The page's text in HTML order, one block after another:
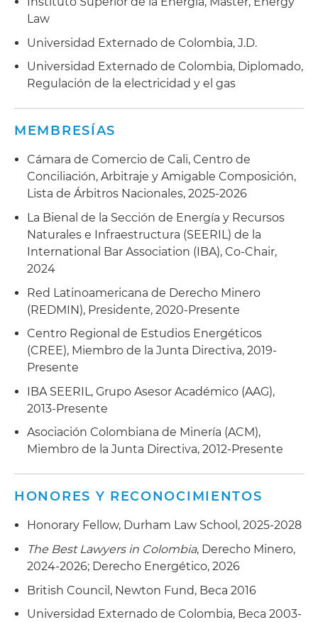
en Colombia
Apoyo jurídicamente al Ministerio de Minas y
Energía en el diseño del proyecto de ley de
participación ciudadana (coordinación y
Participó en el equipo jurídico designado para
Dominicana
Manejo de litigios en proyectos de energía eólica
y estructura de derechos de licitación
Obtuvo la adjudicación de contratos mineros
por parte del Ministerio de Minas y Energía para
empresas energéticas
Obtuvo de la aprobación de permisos de
combustible ante el Ministerio de Minas y
Energía
Asesoró en la estructuración de los planes de
gestión social para la industria minera
Law
Universidad Externado de Colombia, J.D.
Universidad Externado de Colombia, Diplomado,
Regulación de la electricidad y el gas
MEMBRESÍAS
Cámara de Comercio de Cali, Centro de
Conciliación, Arbitraje y Amigable Composición,
Lista de Árbitros Nacionales, 2025-2026
La Bienal de la Sección de Energía y Recursos
Naturales e Infraestructura (SEERIL) de la
International Bar Association (IBA), Co-Chair,
2024
Red Latinoamericana de Derecho Minero
(REDMIN), Presidente, 2020-Presente
Centro Regional de Estudios Energéticos
(CREE), Miembro de la Junta Directiva, 2019-
Presente
IBA SEERIL, Grupo Asesor Académico (AAG),
2013-Presente
Asociación Colombiana de Minería (ACM),
Miembro de la Junta Directiva, 2012-Presente
HONORES Y RECONOCIMIENTOS
Honorary Fellow, Durham Law School, 2025-2028
The Best Lawyers in Colombia, Derecho Minero,
2024-2026; Derecho Energético, 2026
British Council, Newton Fund, Beca 2016
Universidad Externado de Colombia, Beca 2003-